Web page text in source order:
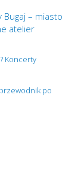
– miasto
atelier
Koncerty
po